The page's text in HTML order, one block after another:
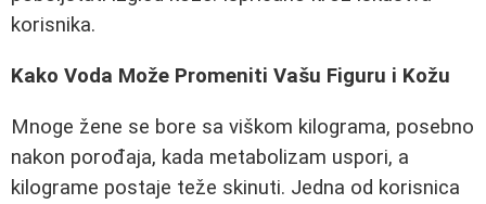
korisnika.
Kako Voda Može Promeniti Vašu Figuru i Kožu
Mnoge žene se bore sa viškom kilograma, posebno
nakon porođaja, kada metabolizam uspori, a
kilograme postaje teže skinuti. Jedna od korisnica